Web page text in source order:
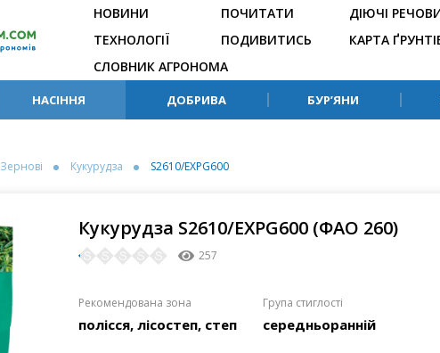
НОВИНИ
ТЕХНОЛОГІЇ
ПОЧИТАТИ
ПОДИВИТИСЬ
ДІЮЧІ
КАРТА
СЛОВНИК АГРОНОМА
НАСІННЯ ДОБРИВА БУР’ЯНИ
Зернові Кукурудза S2610/EXPG600
Кукурудза S2610/EXPG600 (ФАО 260)
257
Рекомендована зона
полісся, лісостеп, степ
Група стиглості
середньоранній